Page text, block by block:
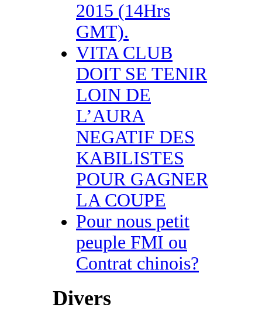
2015 (14Hrs
GMT).
VITA CLUB
DOIT SE TENIR
LOIN DE
L’AURA
NEGATIF DES
KABILISTES
POUR GAGNER
LA COUPE
Pour nous petit
peuple FMI ou
Contrat chinois?
Divers